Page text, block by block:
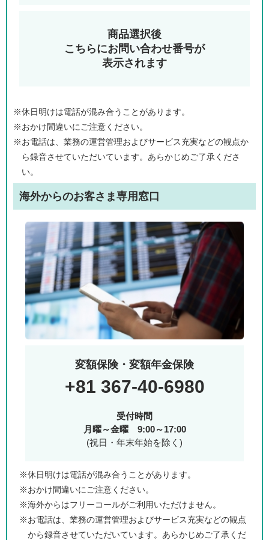
商品選択後
こちらにお問い合わせ番号が
表示されます
※休日明けは電話が混み合うことがあります。
※おかけ間違いにご注意ください。
※お電話は、業務の運営管理およびサービス充実などの観点か
ら録音させていただいています。あらかじめご了承くださ
い。
海外からのお客さま専用窓口
変額保険・変額年金保険
+81 367-40-6980
受付時間
月曜～金曜 9:00～17:00
(祝日・年末年始を除く)
※休日明けは電話が混み合うことがあります。
※おかけ間違いにご注意ください。
※海外からはフリーコールがご利用いただけません。
※お電話は、業務の運営管理およびサービス充実などの観点
から録音させていただいています。あらかじめご了承くだ